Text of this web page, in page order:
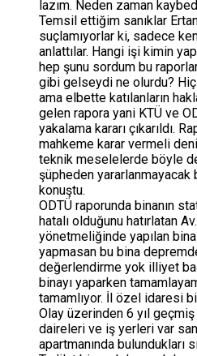
lazım. Neden zaman
Temsil ettiğim sanıklar Ertan
suçlamıyorlar ki, sadece
anlattılar. Hangi işi kimin
hep şunu sordum bu
gibi gelseydi ne olurdu?
ama elbette katılanların
gelen rapora yani KTÜ ve
yakalama kararı çıkarıldı.
mahkeme karar vermeli
teknik meselelerde böyle
şüpheden
konuştu.
ODTÜ raporunda binanın
hatalı olduğunu hatırlatan
yönetmeliğinde yapılan
yapmasan bu bina depremde
değerlendirme yok illiyet
binayı yaparken
tamamlıyor. İl özel idaresi
Olay üzerinden 6 yıl geçmiş
daireleri ve iş yerleri var
apartmanında bulundukları